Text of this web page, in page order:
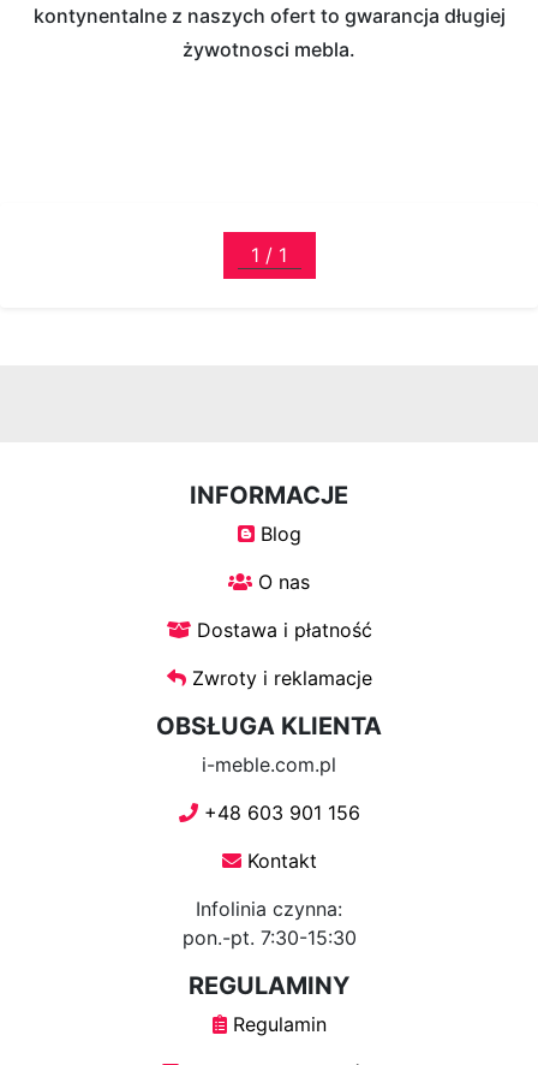
kontynentalne z naszych ofert to gwarancja długiej
żywotnosci mebla.
INFORMACJE
Blog
O nas
Dostawa i płatność
Zwroty i reklamacje
OBSŁUGA KLIENTA
i-meble.com.pl
+48 603 901 156
Kontakt
Infolinia czynna:
pon.-pt. 7:30-15:30
REGULAMINY
Regulamin